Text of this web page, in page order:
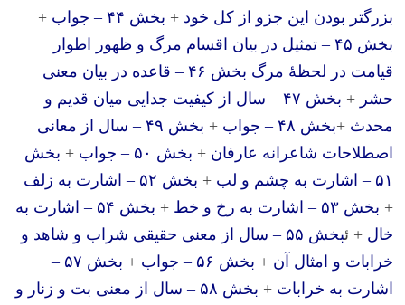
بزرگتر بودن این جزو از کل خود + بخش ۴۴ – جواب
+
بخش ۴۵ – تمثیل در بیان اقسام مرگ و ظهور اطوار
قیامت در لحظهٔ مرگ
بخش ۴۶ – قاعده در بیان معنی
حشر +
بخش ۴۷ – سال از کیفیت جدایی میان قدیم و
محدث +بخش ۴۸ – جواب +
بخش ۴۹ – سال از معانی
اصطلاحات شاعرانه عارفان + بخش ۵۰ – جواب + بخش
۵۱ – اشارت به چشم و لب
+ بخش ۵۲ – اشارت به زلف
+ بخش ۵۳ – اشارت به رخ و خط +
بخش ۵۴ – اشارت به
خال + ئ
بخش ۵۵ – سال از معنی حقیقی شراب و شاهد و
خرابات و امثال آن + بخش ۵۶ – جواب +
بخش ۵۷ –
اشارت به خرابات +
بخش ۵۸ – سال از معنی بت و زنار و